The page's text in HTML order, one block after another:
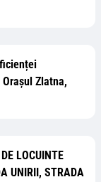
Zlatna,
LOCUINTE
UNIRII, STRADA